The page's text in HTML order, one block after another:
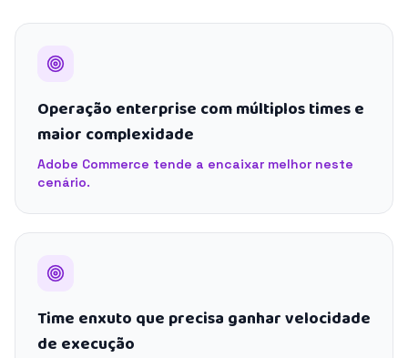
Operação enterprise com múltiplos times e
maior complexidade
Adobe Commerce tende a encaixar melhor neste
cenário.
Time enxuto que precisa ganhar velocidade
de execução